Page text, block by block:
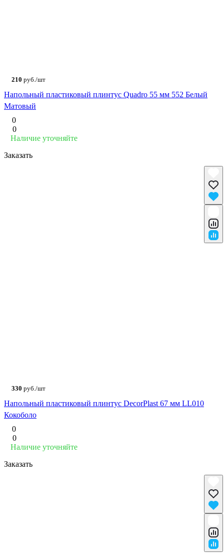
210 руб./шт
Напольный пластиковый плинтус Quadro 55 мм 552 Белый
Матовый
0
0
Наличие уточняйте
Заказать
330 руб./шт
Напольный пластиковый плинтус DecorPlast 67 мм LL010
Кокоболо
0
0
Наличие уточняйте
Заказать